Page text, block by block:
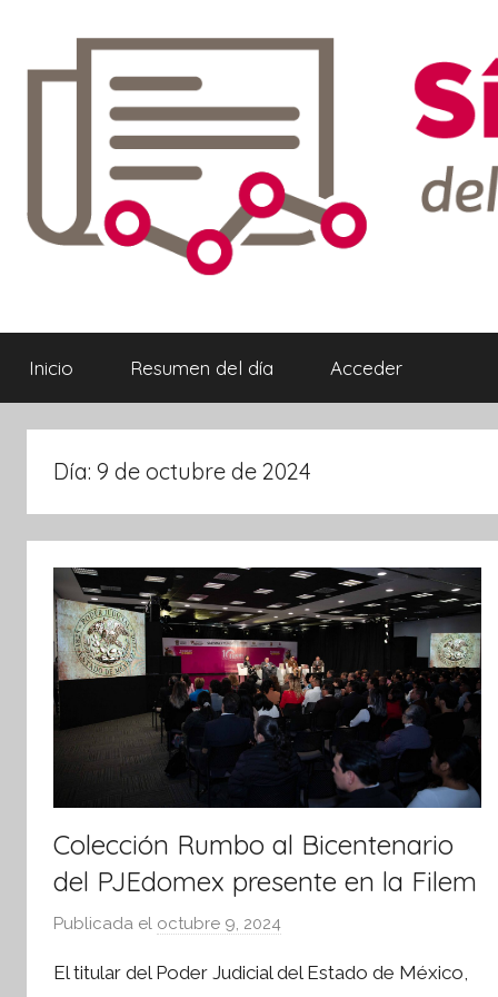
contenido
Informativa
Inicio Resumen del día Acceder
Día: 9 de octubre de 2024
Colección Rumbo al Bicentenario
del PJEdomex presente en la Filem
Publicada el octubre 9, 2024
r
El titular del Poder Judicial del Estado de México,